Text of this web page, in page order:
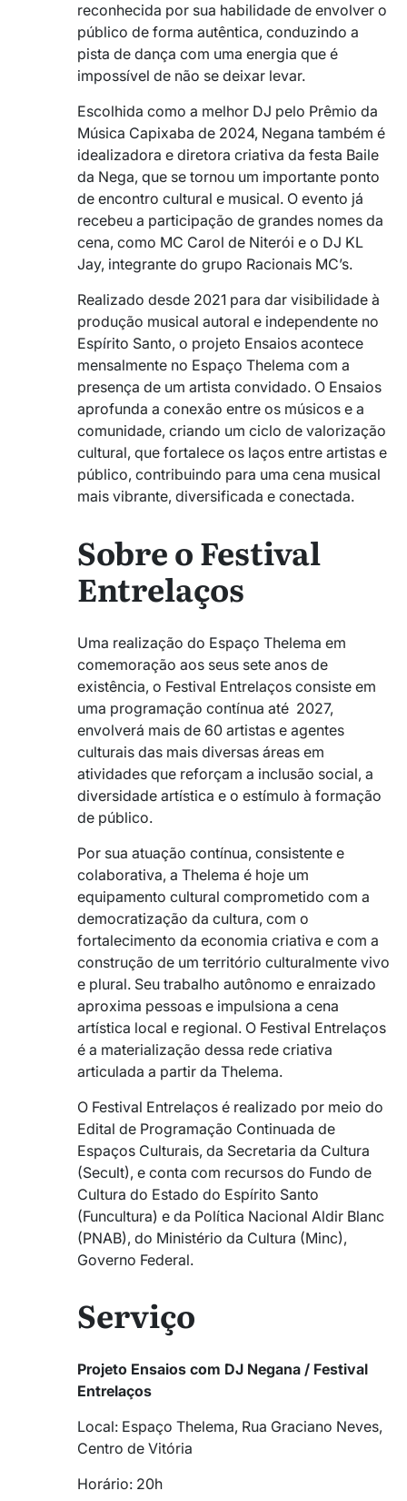
reconhecida por sua habilidade de envolver o
público de forma autêntica, conduzindo a
pista de dança com uma energia que é
impossível de não se deixar levar.
Escolhida como a melhor DJ pelo Prêmio da
Música Capixaba de 2024, Negana também é
idealizadora e diretora criativa da festa Baile
da Nega, que se tornou um importante ponto
de encontro cultural e musical. O evento já
recebeu a participação de grandes nomes da
cena, como MC Carol de Niterói e o DJ KL
Jay, integrante do grupo Racionais MC’s.
Realizado desde 2021 para dar visibilidade à
produção musical autoral e independente no
Espírito Santo, o projeto Ensaios acontece
mensalmente no Espaço Thelema com a
presença de um artista convidado. O Ensaios
aprofunda a conexão entre os músicos e a
comunidade, criando um ciclo de valorização
cultural, que fortalece os laços entre artistas e
público, contribuindo para uma cena musical
mais vibrante, diversificada e conectada.
Sobre o Festival
Entrelaços
Uma realização do Espaço Thelema em
comemoração aos seus sete anos de
existência, o Festival Entrelaços consiste em
uma programação contínua até 2027,
envolverá mais de 60 artistas e agentes
culturais das mais diversas áreas em
atividades que reforçam a inclusão social, a
diversidade artística e o estímulo à formação
de público.
Por sua atuação contínua, consistente e
colaborativa, a Thelema é hoje um
equipamento cultural comprometido com a
democratização da cultura, com o
fortalecimento da economia criativa e com a
construção de um território culturalmente vivo
e plural. Seu trabalho autônomo e enraizado
aproxima pessoas e impulsiona a cena
artística local e regional. O Festival Entrelaços
é a materialização dessa rede criativa
articulada a partir da Thelema.
O Festival Entrelaços é realizado por meio do
Edital de Programação Continuada de
Espaços Culturais, da Secretaria da Cultura
(Secult), e conta com recursos do Fundo de
Cultura do Estado do Espírito Santo
(Funcultura) e da Política Nacional Aldir Blanc
(PNAB), do Ministério da Cultura (Minc),
Governo Federal.
Serviço
Projeto Ensaios com DJ Negana / Festival
Entrelaços
Local: Espaço Thelema, Rua Graciano Neves,
Centro de Vitória
Horário: 20h